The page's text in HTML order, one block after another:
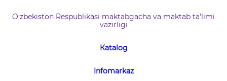
O‘zbekiston Respublikasi maktabgacha va maktab ta'limi
vazirligi
Кatalog
Infomarkaz